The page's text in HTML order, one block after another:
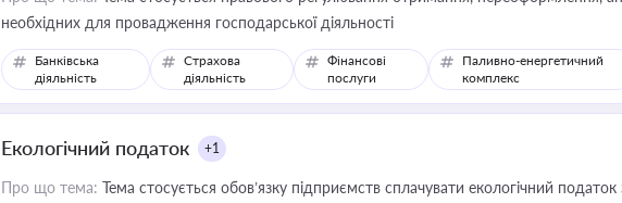
необхідних для провадження господарської діяльності
Банківська
діяльність
Страхова
діяльність
Фінансові
послуги
Паливно-енергетичний
комплекс
Екологічний податок +1
Про що тема: Тема стосується обов’язку підприємств сплачувати екологічний